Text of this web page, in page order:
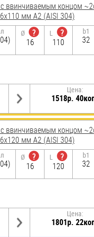
ввинчиваемым концом
мм А2 (AISI 304)
Ø
?
16
L
?
110
b1
32
Цена:
1518р.
ввинчиваемым концом
мм А2 (AISI 304)
Ø
?
16
L
?
120
b1
32
Цена:
1801р.